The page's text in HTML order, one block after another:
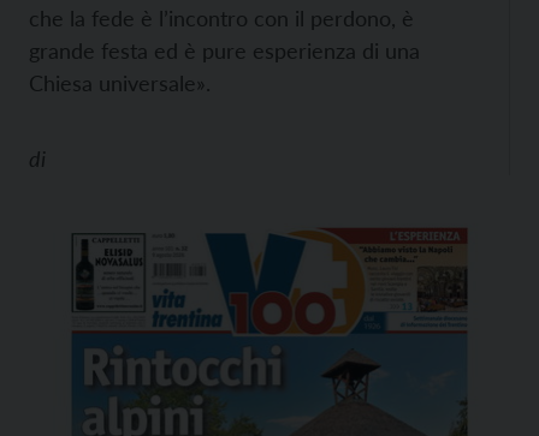
che la fede è l’incontro con il perdono, è
grande festa ed è pure esperienza di una
Chiesa universale».
di